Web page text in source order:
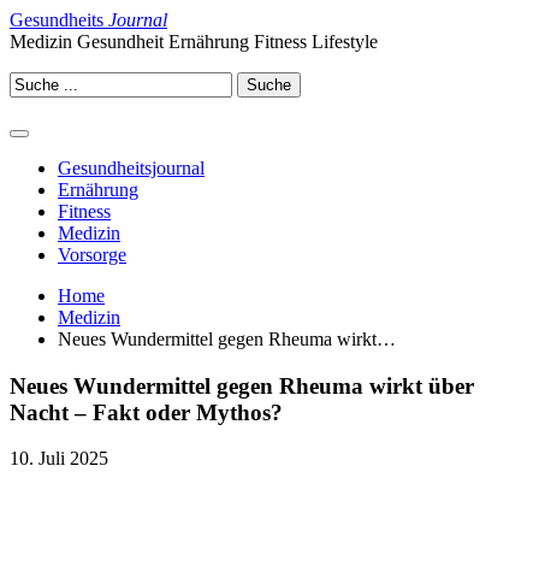
Gesundheits Journal
Medizin Gesundheit Ernährung Fitness Lifestyle
Gesundheitsjournal
Ernährung
Fitness
Medizin
Vorsorge
Home
Medizin
Neues Wundermittel gegen Rheuma wirkt…
Neues Wundermittel gegen Rheuma wirkt über
Nacht – Fakt oder Mythos?
10. Juli 2025